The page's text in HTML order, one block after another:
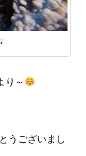
り～
うございまし